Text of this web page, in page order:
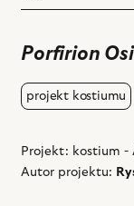
Porfirion
projekt kostiumu
Projekt: kostium -
Autor projektu: